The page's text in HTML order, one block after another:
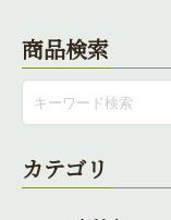
商品検索
カテゴリ